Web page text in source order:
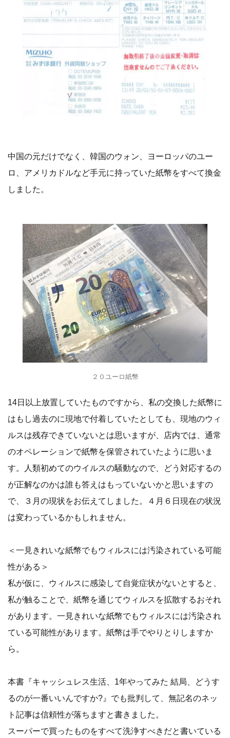
中国の元だけでなく、韓国のウォン、ヨーロッパのユー
ロ、アメリカドルなど手元に持っていた紙幣をすべて換金
しました。
２０ユーロ紙幣
14日以上放置していたものですから、私の交換した紙幣に
はもし過去のに現地で付着していたとしても、現地のウィ
ルスは残存できていないとは思いますが、店内では、通常
のオペレーションで紙幣を保管されていたように思いま
す。人類初めてのウイルスの騒動なので、どう対応するの
が正解なのかは誰も答えはもっていないかと思いますの
で、３月の現状をお伝えてしました。４月６日現在の状況
は変わっているかもしれません。
＜一見きれいな紙幣でもウィルスには汚染されている可能
性がある＞
私が仮に、ウィルスに感染して自覚症状がないとすると、
私が触ることで、紙幣を通じてウィルスを拡散するおそれ
があります。一見きれいな紙幣でもウィルスには汚染され
ている可能性があります。紙幣は手でやりとりしますか
ら。
本書『キャッシュレス生活、1年やってみた 結局、どうす
るのが一番いいんですか?』でも批判して、無記名のネッ
ト記事は信頼性が落ちますと書きました。
スーパーで買ったものをすべて洗浄すべきだと書いている